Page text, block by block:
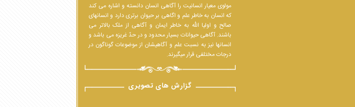
مولوی معیار انسانیت را آگاهی انسان دانسته و اشاره می کند
که انسان به خاطر علم و اگاهی بر حیوان برتری دارد و انسانهای
صالح و اولیا الله به خاطر ایمان و آگاهی از ملک بالاتر می
باشند. آگاهی حیوانات بسیار محدود و در حدّ غریزه می باشد و
انسانها نیز به نسبت علم و آگاهیشان از موضوعات گوناگون در
درجات مختلفی قرار میگیرند.
گزارش های تصویری